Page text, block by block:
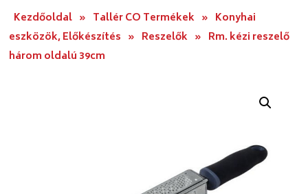
Kezdőoldal » Tallér CO Termékek » Konyhai
eszközök, Előkészítés » Reszelők » Rm. kézi reszelő
három oldalú 39cm